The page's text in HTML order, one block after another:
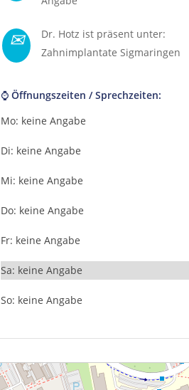
✉
Dr. Hotz ist präsent unter:
Zahnimplantate Sigmaringen
⌚ Öffnungszeiten / Sprechzeiten:
Mo: keine Angabe
Di: keine Angabe
Mi: keine Angabe
Do: keine Angabe
Fr: keine Angabe
Sa: keine Angabe
So: keine Angabe